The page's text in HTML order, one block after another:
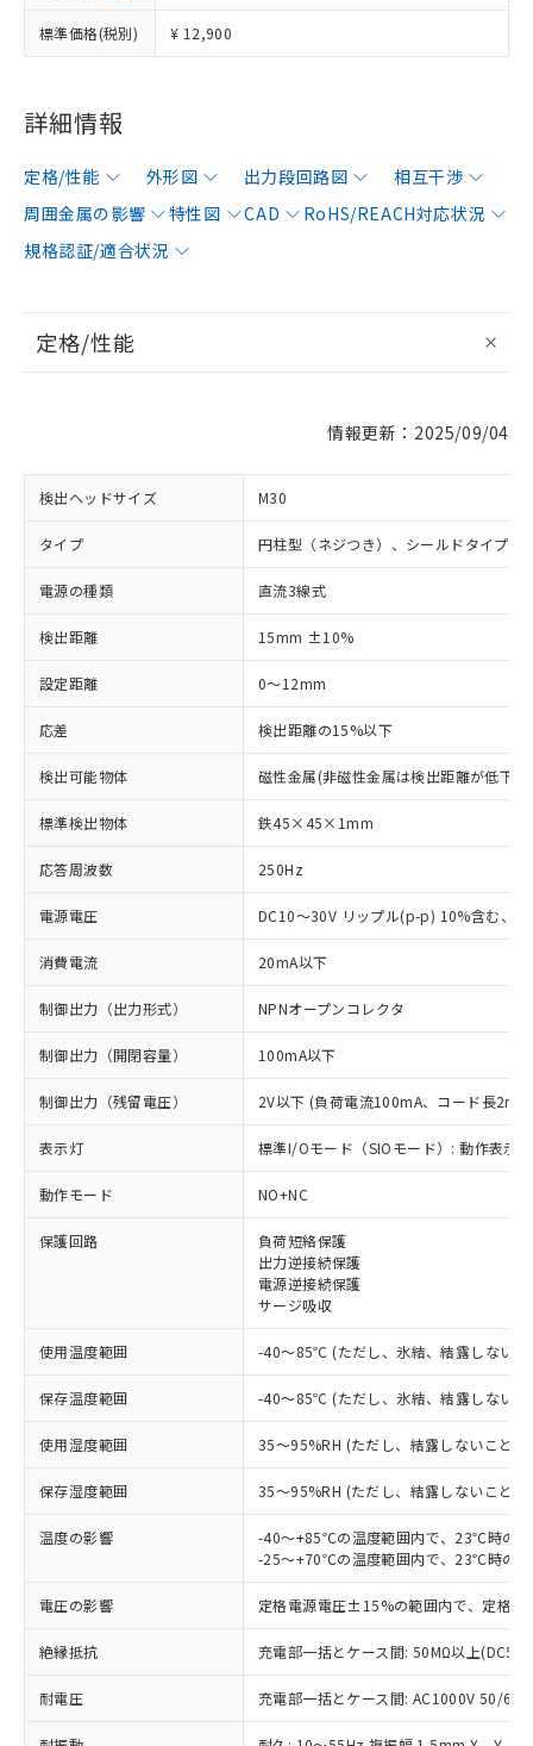
標準価格(税別) ¥ 12,900
詳細情報
定格/性能 外形図 出力段回路図
相互干渉
周囲金属の影響
特性図 CAD
RoHS/REACH対応状況
規格認証/適合状況
定格/性能
情報更新：2025/09/04
検出ヘッドサイズ M30
タイプ 円柱型（ネジつき）、シールドタイプ
電源の種類 直流3線式
検出距離 15mm ±10%
設定距離 0～12mm
応差 検出距離の15%以下
検出可能物体 磁性金属(非磁性金属は検出距離が低下し
標準検出物体 鉄45×45×1mm
応答周波数 250Hz
電源電圧 DC10～30V リップル(p-p) 10%含む、
消費電流 20mA以下
制御出力（出力形式） NPNオープンコレクタ
制御出力（開閉容量） 100mA以下
制御出力（残留電圧） 2V以下 (負荷電流100mA、コード長2m
表示灯 標準I/Oモード（SIOモード）: 動作表示
動作モード NO+NC
保護回路
負荷短絡保護
出力逆接続保護
電源逆接続保護
サージ吸収
使用温度範囲 -40～85℃ (ただし、氷結、結露しないこ
保存温度範囲 -40～85℃ (ただし、氷結、結露しないこ
使用湿度範囲 35～95%RH (ただし、結露しないこと)
保存湿度範囲 35～95%RH (ただし、結露しないこと)
温度の影響
-40～+85℃の温度範囲内で、23℃時の
-25～+70℃の温度範囲内で、23℃時の
電圧の影響 定格電源電圧±15%の範囲内で、定格
絶縁抵抗 充電部一括とケース間: 50MΩ以上
耐電圧 充電部一括とケース間: AC1000V 50/
ご利用条件
以下の条件をお読みいただき、同意のうえ
ご利用ください。
本サービスは、当社制御機器事業取扱
商品の当社在庫状況および標準価格
(税抜)を提供させていただくもので
当社制御機器事業取扱商品の中には、
本サービスの対象外となる商品もある
ことをご了承ください。
在庫状況および標準価格照会結果は、
記載している更新日時点での社内デー
※1 対応状況
対応済み：EU RoHS指令（10物質）の
非含有に対応した製品が提供可能な商品で
す。
対応予定：EU RoHS指令（10物質）の非含
有に対応した製品に切り替える予定のある
対応予定なし：EU RoHS指令（10物質）の
非含有に非対応の商品で、対応品を出す予
定はありません。
調査・確認中：EU RoHS指令（10物質）の
非含有の対応状況を調査中または確認中の
非該当品：ライセンス料など無形物で、有
仕入先様の事情により、非含有部品として
いたものが、含有品と判明した場合などや
むを得ず変更することがあります。
※1 中国RoHS○×表
「○」：最大均質材料含有率が中国RoHSの
基準値以下であることを示します。
「×」：最大均質材料含有率が中国RoHSの
「－」：未確認です。当社販売部門へお問
い合わせください。
当社は、これら貴社製品のうち、外国
為替および外国貿易法に定める商品
（以下｢規制貨物等」という）を輸出